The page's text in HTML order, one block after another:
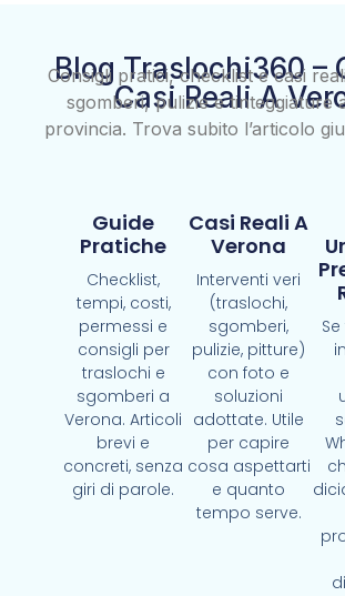
Blog Traslochi360 –
Casi Reali A
Consigli pratici, checklist e casi
sgomberi, pulizie e tinteggiature
provincia. Trova subito l’articolo
Guide
Pratiche
Checklist,
tempi, costi,
permessi e
consigli per
traslochi e
sgomberi a
Verona. Articoli
brevi e
concreti, senza
giri di parole.
Casi Reali A
Verona
Interventi veri
(traslochi,
sgomberi,
pulizie, pitture)
con foto e
soluzioni
adottate. Utile
per capire
cosa aspettarti
e quanto
tempo serve.